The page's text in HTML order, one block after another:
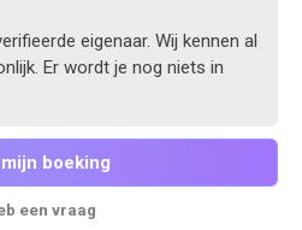
eigenaar. Wij kennen al
Er wordt je nog niets in
boeking
een vraag